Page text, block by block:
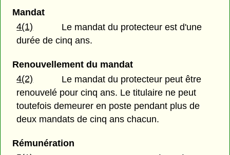
Mandat
4(1)
Le mandat du protecteur est d'une
durée de cinq ans.
Renouvellement du mandat
4(2)
Le mandat du protecteur peut être
renouvelé pour cinq ans. Le titulaire ne peut
toutefois demeurer en poste pendant plus de
deux mandats de cinq ans chacun.
Rémunération